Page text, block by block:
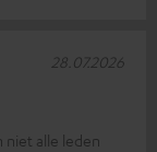
niet alle leden
28.07.2026